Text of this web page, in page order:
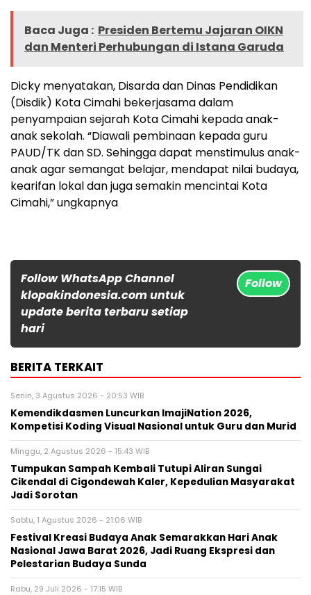
Baca Juga : Presiden Bertemu Jajaran OIKN
dan Menteri Perhubungan di Istana Garuda
Dicky menyatakan, Disarda dan Dinas Pendidikan
(Disdik) Kota Cimahi bekerjasama dalam
penyampaian sejarah Kota Cimahi kepada anak-
anak sekolah. “Diawali pembinaan kepada guru
PAUD/TK dan SD. Sehingga dapat menstimulus anak-
anak agar semangat belajar, mendapat nilai budaya,
kearifan lokal dan juga semakin mencintai Kota
Cimahi,” ungkapnya
Follow WhatsApp Channel
klopakindonesia.com untuk
update berita terbaru setiap
hari
Follow
BERITA TERKAIT
Senin, 3 Agustus 2026 - 20:53 WIB
Kemendikdasmen Luncurkan ImajiNation 2026,
Kompetisi Koding Visual Nasional untuk Guru dan Murid
Minggu, 2 Agustus 2026 - 15:43 WIB
Tumpukan Sampah Kembali Tutupi Aliran Sungai
Cikendal di Cigondewah Kaler, Kepedulian Masyarakat
Jadi Sorotan
Sabtu, 1 Agustus 2026 - 21:06 WIB
Festival Kreasi Budaya Anak Semarakkan Hari Anak
Nasional Jawa Barat 2026, Jadi Ruang Ekspresi dan
Pelestarian Budaya Sunda
Rabu, 29 Juli 2026 - 17:15 WIB